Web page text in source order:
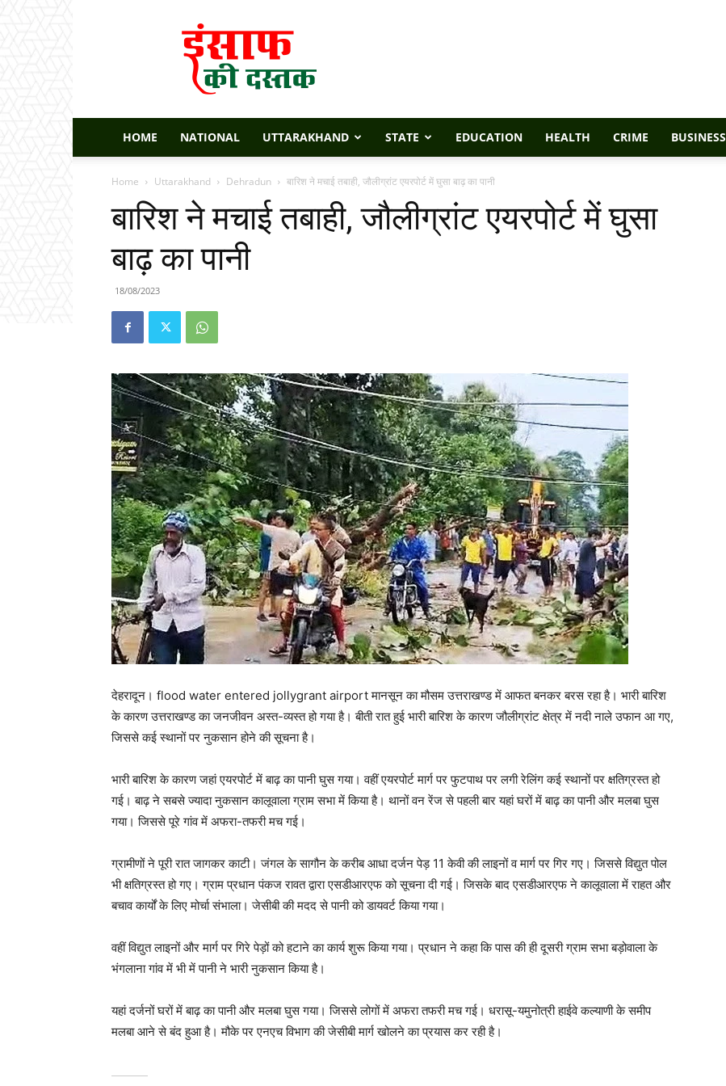
Insaaf
Ki
Dastak
HOME NATIONAL UTTARAKHAND STATE EDUCATION HEALTH CRIME BUSINESS
Home Uttarakhand Dehradun बारिश ने मचाई तबाही, जौलीग्रांट एयरपोर्ट में घुसा बाढ़ का पानी
बारिश ने मचाई तबाही, जौलीग्रांट एयरपोर्ट में घुसा
बाढ़ का पानी
18/08/2023
देहरादून। flood water entered jollygrant airport मानसून का मौसम उत्तराखण्ड में आफत बनकर बरस रहा है। भारी बारिश
के कारण उत्तराखण्ड का जनजीवन अस्त-व्यस्त हो गया है। बीती रात हुई भारी बारिश के कारण जौलीग्रांट क्षेत्र में नदी नाले उफान आ गए,
जिससे कई स्थानों पर नुकसान होने की सूचना है।
भारी बारिश के कारण जहां एयरपोर्ट में बाढ़ का पानी घुस गया। वहीं एयरपोर्ट मार्ग पर फुटपाथ पर लगी रेलिंग कई स्थानों पर क्षतिग्रस्त हो
गई। बाढ़ ने सबसे ज्यादा नुकसान कालूवाला ग्राम सभा में किया है। थानों वन रेंज से पहली बार यहां घरों में बाढ़ का पानी और मलबा घुस
गया। जिससे पूरे गांव में अफरा-तफरी मच गई।
ग्रामीणों ने पूरी रात जागकर काटी। जंगल के सागौन के करीब आधा दर्जन पेड़ 11 केवी की लाइनों व मार्ग पर गिर गए। जिससे विद्युत पोल
भी क्षतिग्रस्त हो गए। ग्राम प्रधान पंकज रावत द्वारा एसडीआरएफ को सूचना दी गई। जिसके बाद एसडीआरएफ ने कालूवाला में राहत और
बचाव कार्यों के लिए मोर्चा संभाला। जेसीबी की मदद से पानी को डायवर्ट किया गया।
वहीं विद्युत लाइनों और मार्ग पर गिरे पेड़ों को हटाने का कार्य शुरू किया गया। प्रधान ने कहा कि पास की ही दूसरी ग्राम सभा बड़ोवाला के
भंगलाना गांव में भी में पानी ने भारी नुकसान किया है।
यहां दर्जनों घरों में बाढ़ का पानी और मलबा घुस गया। जिससे लोगों में अफरा तफरी मच गई। धरासू-यमुनोत्री हाईवे कल्याणी के समीप
मलबा आने से बंद हुआ है। मौके पर एनएच विभाग की जेसीबी मार्ग खोलने का प्रयास कर रही है।